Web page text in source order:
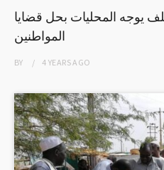
يوجه المحليات بحل قضايا
المواطنين
BY 4 YEARSAGO